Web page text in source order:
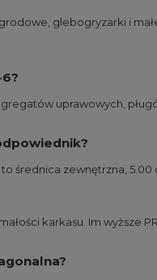
glebogryzarki i
uprawowych,
średnica zewnętrzna,
karkasu. Im